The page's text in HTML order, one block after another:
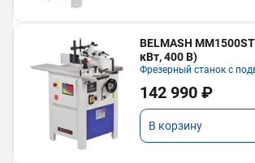
BELMASH
кВт, 400 В)
Фрезерный станок с
142 990 ₽
В корзину